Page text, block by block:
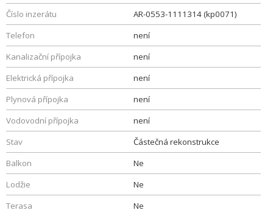
Číslo inzerátu
AR-0553-1111314 (kp0071)
Telefon
není
Kanalizační přípojka
není
Elektrická přípojka
není
Plynová přípojka
není
Vodovodní přípojka
není
Stav
Částečná rekonstrukce
Balkon
Ne
Lodžie
Ne
Terasa
Ne